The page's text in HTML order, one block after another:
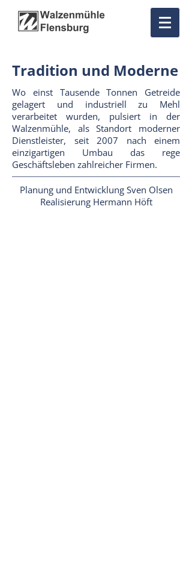
Tradition und Moderne
Wo einst Tausende Tonnen Getreide
gelagert und industriell zu Mehl
verarbeitet wurden, pulsiert in der
Walzenmühle, als Standort moderner
Dienstleister, seit 2007 nach einem
einzigartigen Umbau das rege
Geschäftsleben zahlreicher Firmen.
Planung und Entwicklung Sven Olsen
Realisierung Hermann Höft